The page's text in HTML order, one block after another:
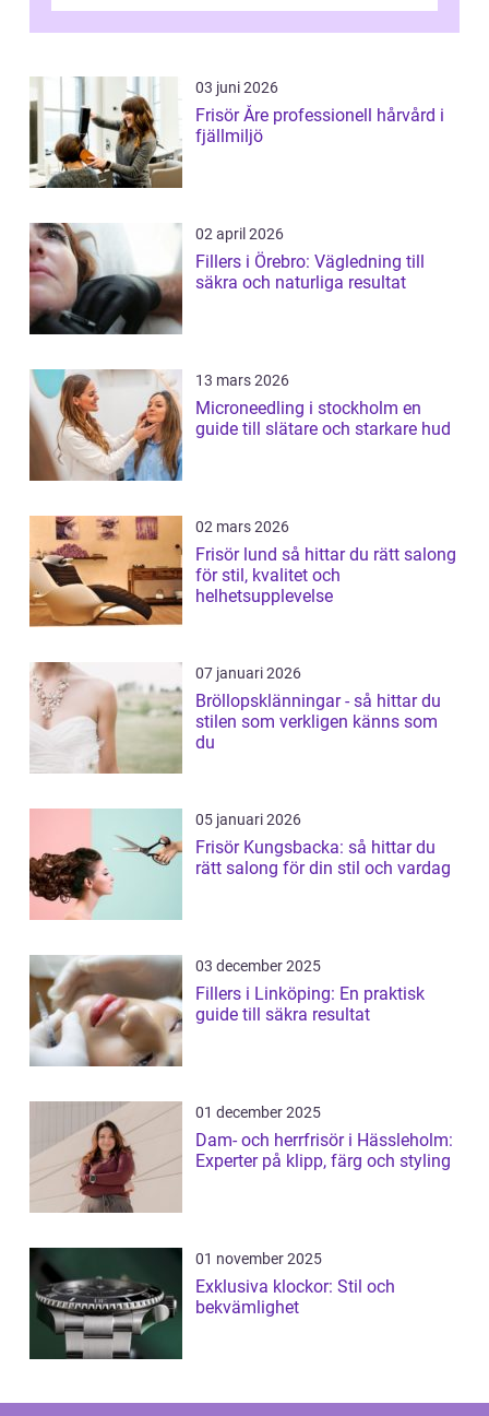
03 juni 2026
Frisör Åre professionell hårvård i
fjällmiljö
02 april 2026
Fillers i Örebro: Vägledning till
säkra och naturliga resultat
13 mars 2026
Microneedling i stockholm en
guide till slätare och starkare hud
02 mars 2026
Frisör lund så hittar du rätt salong
för stil, kvalitet och
helhetsupplevelse
07 januari 2026
Bröllopsklänningar - så hittar du
stilen som verkligen känns som
du
05 januari 2026
Frisör Kungsbacka: så hittar du
rätt salong för din stil och vardag
03 december 2025
Fillers i Linköping: En praktisk
guide till säkra resultat
01 december 2025
Dam- och herrfrisör i Hässleholm:
Experter på klipp, färg och styling
01 november 2025
Exklusiva klockor: Stil och
bekvämlighet